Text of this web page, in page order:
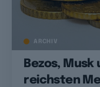
ARCHIV
Bezos, Musk
reichsten